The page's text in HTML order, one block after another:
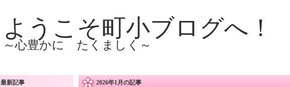
ようこそ町小ブログへ！
～心豊かに たくましく～
最新記事 2026年1月の記事